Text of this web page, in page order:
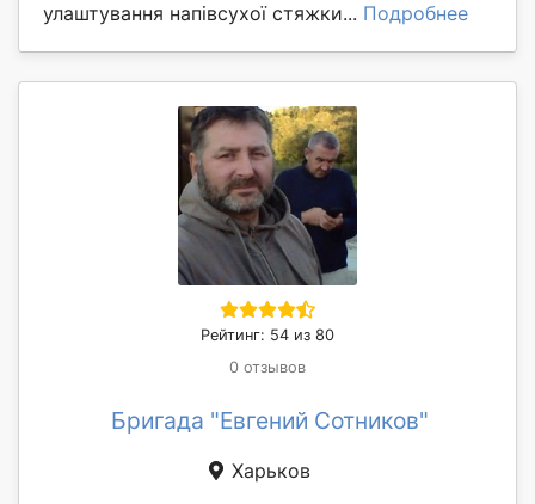
улаштування напівсухої стяжки... Подробнее
Рейтинг: 54 из 80
0 отзывов
Бригада "Евгений Сотников"
Харьков